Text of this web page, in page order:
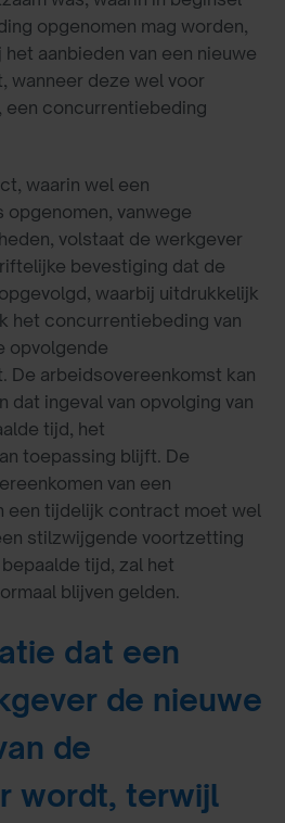
opgenomen mag worden,
aanbieden van een nieuwe
wanneer deze wel voor
concurrentiebeding
waarin wel een
vanwege
volstaat de werkgever
bevestiging dat de
waarbij uitdrukkelijk
het concurrentiebeding van
opvolgende
De arbeidsovereenkomst kan
dat ingeval van opvolging van
tijd, het
toepassing blijft. De
van een
een tijdelijk contract moet wel
stilzwijgende voortzetting
tijd, zal het
blijven gelden.
dat een
de nieuwe
de
wordt, terwijl